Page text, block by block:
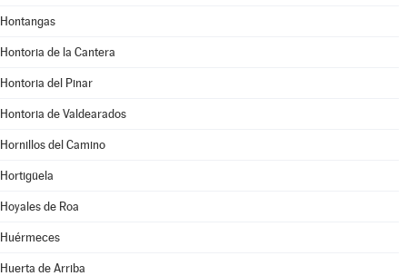
Hontangas
Hontoria de la Cantera
Hontoria del Pinar
Hontoria de Valdearados
Hornillos del Camino
Hortigüela
Hoyales de Roa
Huérmeces
Huerta de Arriba